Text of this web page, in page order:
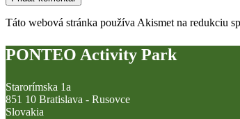
Táto webová stránka používa Akismet na redukciu
PONTEO Activity Park
Starorímska 1a
851 10 Bratislava - Rusovce
Slovakia